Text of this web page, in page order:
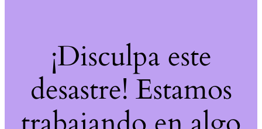
¡Disculpa este
desastre! Estamos